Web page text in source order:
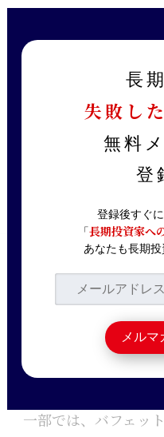
数字でわかったバフェット投
投資戦略
数字でわ
ット投資
バフェットがこの四
8000億円相当の株
がありました。
これにより、現金同
一部では、バフェッ
長
失敗し
無料
登
登録後すぐ
「長期投資家へ
あなたも長期投